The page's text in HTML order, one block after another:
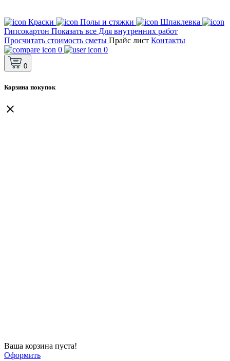
Краски Полы и стяжки
Шпаклевка
Гипсокартон Показать все Для внутренних работ
Просчитать стоимость сметы Прайс лист Контакты
0
0
0
Корзина покупок
Ваша корзина пуста!
Оформить